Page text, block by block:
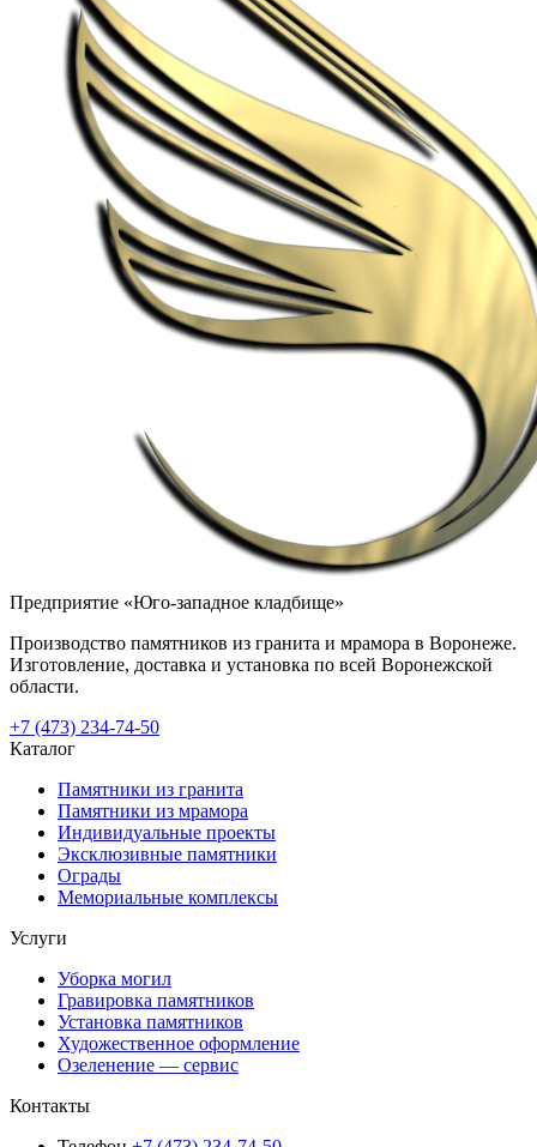
Предприятие «Юго-западное кладбище»
Производство памятников из гранита и мрамора в Воронеже.
Изготовление, доставка и установка по всей Воронежской
области.
+7 (473) 234-74-50
Каталог
Памятники из гранита
Памятники из мрамора
Индивидуальные проекты
Эксклюзивные памятники
Ограды
Мемориальные комплексы
Услуги
Уборка могил
Гравировка памятников
Установка памятников
Художественное оформление
Озеленение — сервис
Контакты